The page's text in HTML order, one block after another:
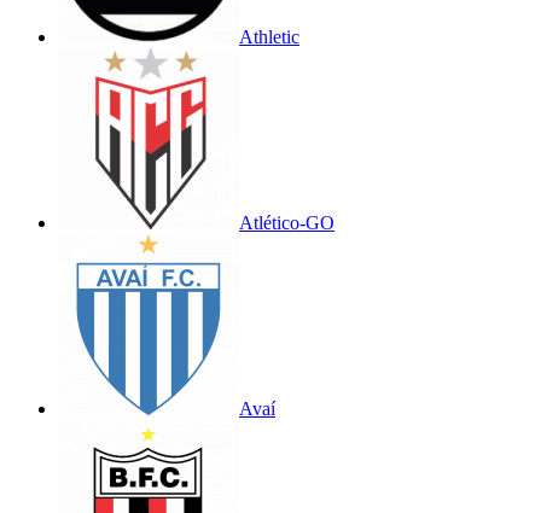
Athletic
Atlético-GO
Avaí